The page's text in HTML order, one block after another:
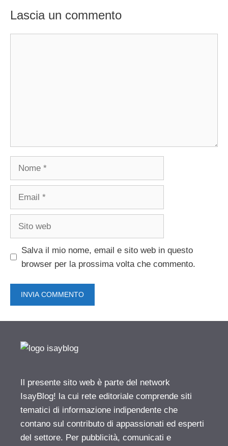
Lascia un commento
Salva il mio nome, email e sito web in questo
browser per la prossima volta che commento.
Il presente sito web è parte del network
IsayBlog! la cui rete editoriale comprende siti
tematici di informazione indipendente che
contano sul contributo di appassionati ed esperti
del settore. Per pubblicità, comunicati e